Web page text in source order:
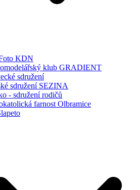
KDN
klub GRADIENT
sdružení
sdružení SEZINA
- sdružení rodičů
farnost Olbramice